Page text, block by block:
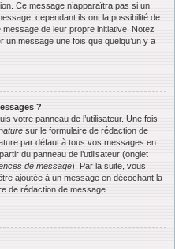
Ce message n’apparaîtra pas si un
cependant ils ont la possibilité de
message de leur propre initiative. Notez
message une fois que quelqu’un y a
?
votre panneau de l’utilisateur. Une fois
sur le formulaire de rédaction de
par défaut à tous vos messages en
du panneau de l’utilisateur (onglet
de message). Par la suite, vous
ajoutée à un message en décochant la
de rédaction de message.